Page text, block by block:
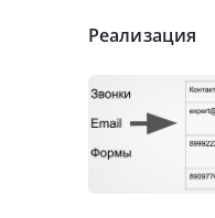
Реализация